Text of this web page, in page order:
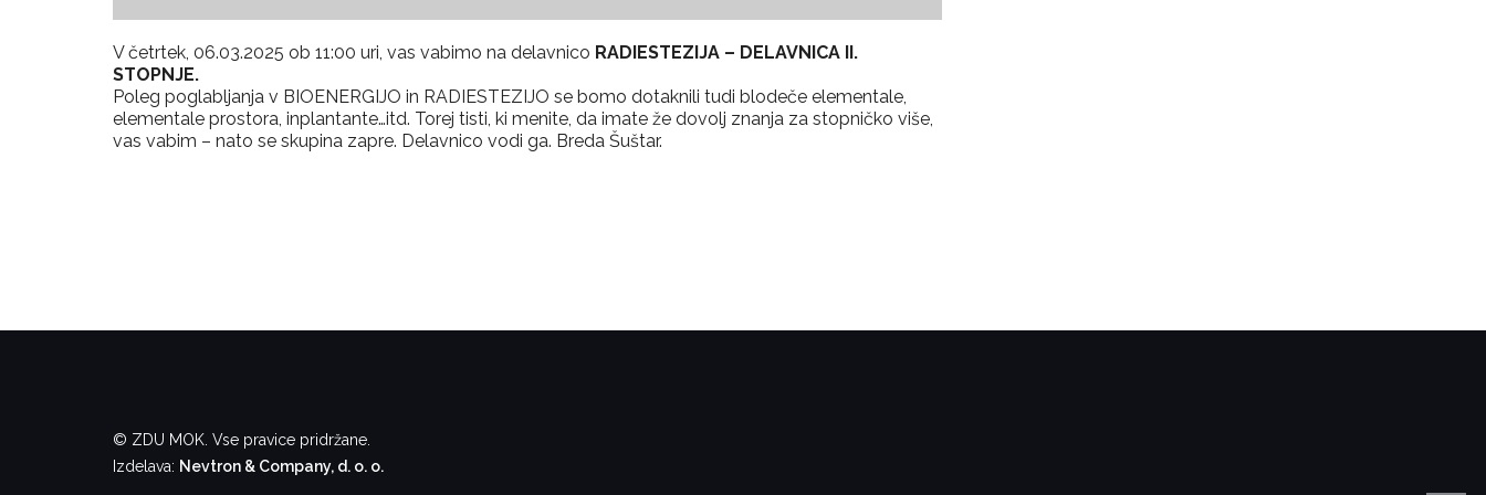
V četrtek, 06.03.2025 ob 11:00 uri, vas vabimo na delavnico RADIESTEZIJA – DELAVNICA II.
STOPNJE.
Poleg poglabljanja v BIOENERGIJO in RADIESTEZIJO se bomo dotaknili tudi blodeče elementale,
elementale prostora, inplantante…itd. Torej tisti, ki menite, da imate že dovolj znanja za stopničko više,
vas vabim – nato se skupina zapre. Delavnico vodi ga. Breda Šuštar.
© ZDU MOK. Vse pravice pridržane.
Izdelava: Nevtron & Company, d. o. o.